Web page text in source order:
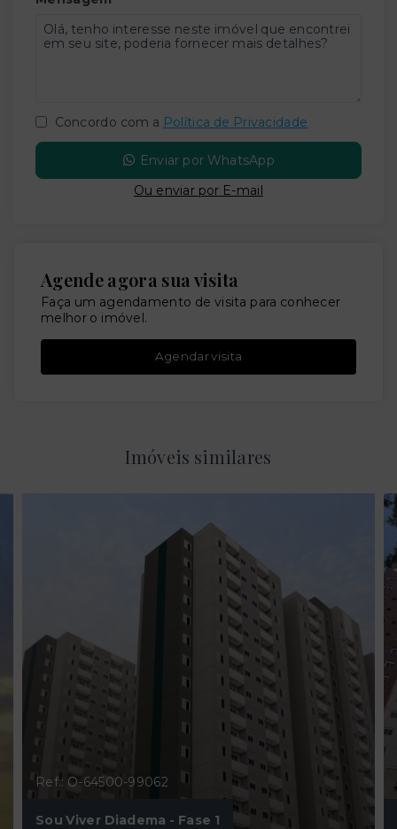
Concordo com a Política de Privacidade
Enviar por WhatsApp
Ou enviar por E-mail
Agende agora sua visita
Faça um agendamento de visita para conhecer
melhor o imóvel.
Agendar visita
Imóveis similares
Ref.: O-64500-99062
Sou Viver Diadema - Fase 1